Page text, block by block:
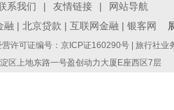
系我们 | 友情链接 |
网站导航
融 | 北京贷款 | 互联网金融 | 银客网
可证编号：京ICP证160290号 | 旅行社业
区上地东路一号盈创动力大厦E座西区7层